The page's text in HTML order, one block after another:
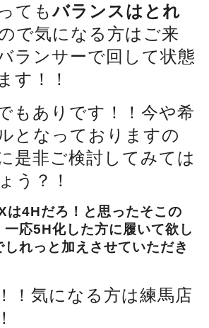
てもバランスはとれ
で気になる方はご来
ランサーで回して状態
す！！
もありです！！今や希
となっておりますの
是非ご検討してみては
う？！
は4Hだろ！と思ったそこの
一応5H化した方に履いて欲し
れっと加えさせていただき
！気になる方は練馬店